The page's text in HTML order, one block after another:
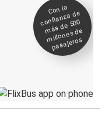
Con la
confianza de
más de 500
millones de
pasajeros